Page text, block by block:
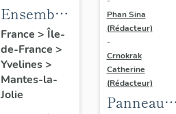
Ensemble
du décor
d'architecture
: 1 bas-
relief et 8
mascarons
France > Île-
de-France >
Yvelines>
Mantes-la-
Jolie
Phan Sina
(Rédacteur)
-
Crnokrak
Catherine
(Rédacteur)
Panneaux